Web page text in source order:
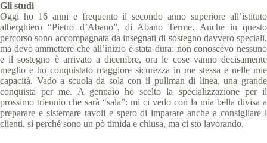
Gli studi
Oggi ho 16 anni e frequento il secondo anno superiore all’istituto
alberghiero “Pietro d’Abano”, di Abano Terme. Anche in questo
percorso sono accompagnata da insegnati di sostegno davvero speciali,
ma devo ammettere che all’inizio è stata dura: non conoscevo nessuno
e il sostegno è arrivato a dicembre, ora le cose vanno decisamente
meglio e ho conquistato maggiore sicurezza in me stessa e nelle mie
capacità. Vado a scuola da sola con il pullman di linea, una grande
conquista per me. A gennaio ho scelto la specializzazione per il
prossimo triennio che sarà “sala”: mi ci vedo con la mia bella divisa a
preparare e sistemare tavoli e spero di imparare anche a consigliare i
clienti, sì perché sono un pò timida e chiusa, ma ci sto lavorando.